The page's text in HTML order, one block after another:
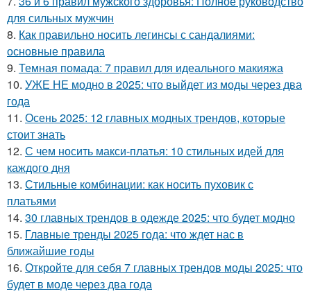
для сильных мужчин
8. Как правильно носить легинсы с сандалиями:
основные правила
9. Темная помада: 7 правил для идеального макияжа
10. УЖЕ НЕ модно в 2025: что выйдет из моды через два
года
11. Осень 2025: 12 главных модных трендов, которые
стоит знать
12. С чем носить макси-платья: 10 стильных идей для
каждого дня
13. Стильные комбинации: как носить пуховик с
платьями
14. 30 главных трендов в одежде 2025: что будет модно
15. Главные тренды 2025 года: что ждет нас в
ближайшие годы
16. Откройте для себя 7 главных трендов моды 2025: что
будет в моде через два года